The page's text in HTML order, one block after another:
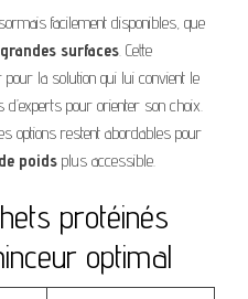
facilement disponibles, que
grandes surfaces. Cette
pour la solution qui lui convient le
pour orienter son choix.
options restent abordables pour
poids plus accessible.
protéinés
optimal